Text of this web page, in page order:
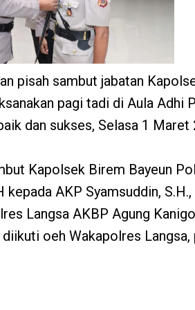
pisah sambut jabatan
pagi tadi di Aula Adhi
dan sukses, Selasa 1 Maret
Kapolsek Birem Bayeun
AKP Syamsuddin, S.H.,
Langsa AKBP Agung
oeh Wakapolres Langsa,